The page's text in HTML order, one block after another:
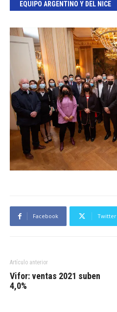
EQUIPO ARGENTINO Y DEL NICE
Facebook Twitter
Artículo anterior
Vifor: ventas 2021 suben
4,0%